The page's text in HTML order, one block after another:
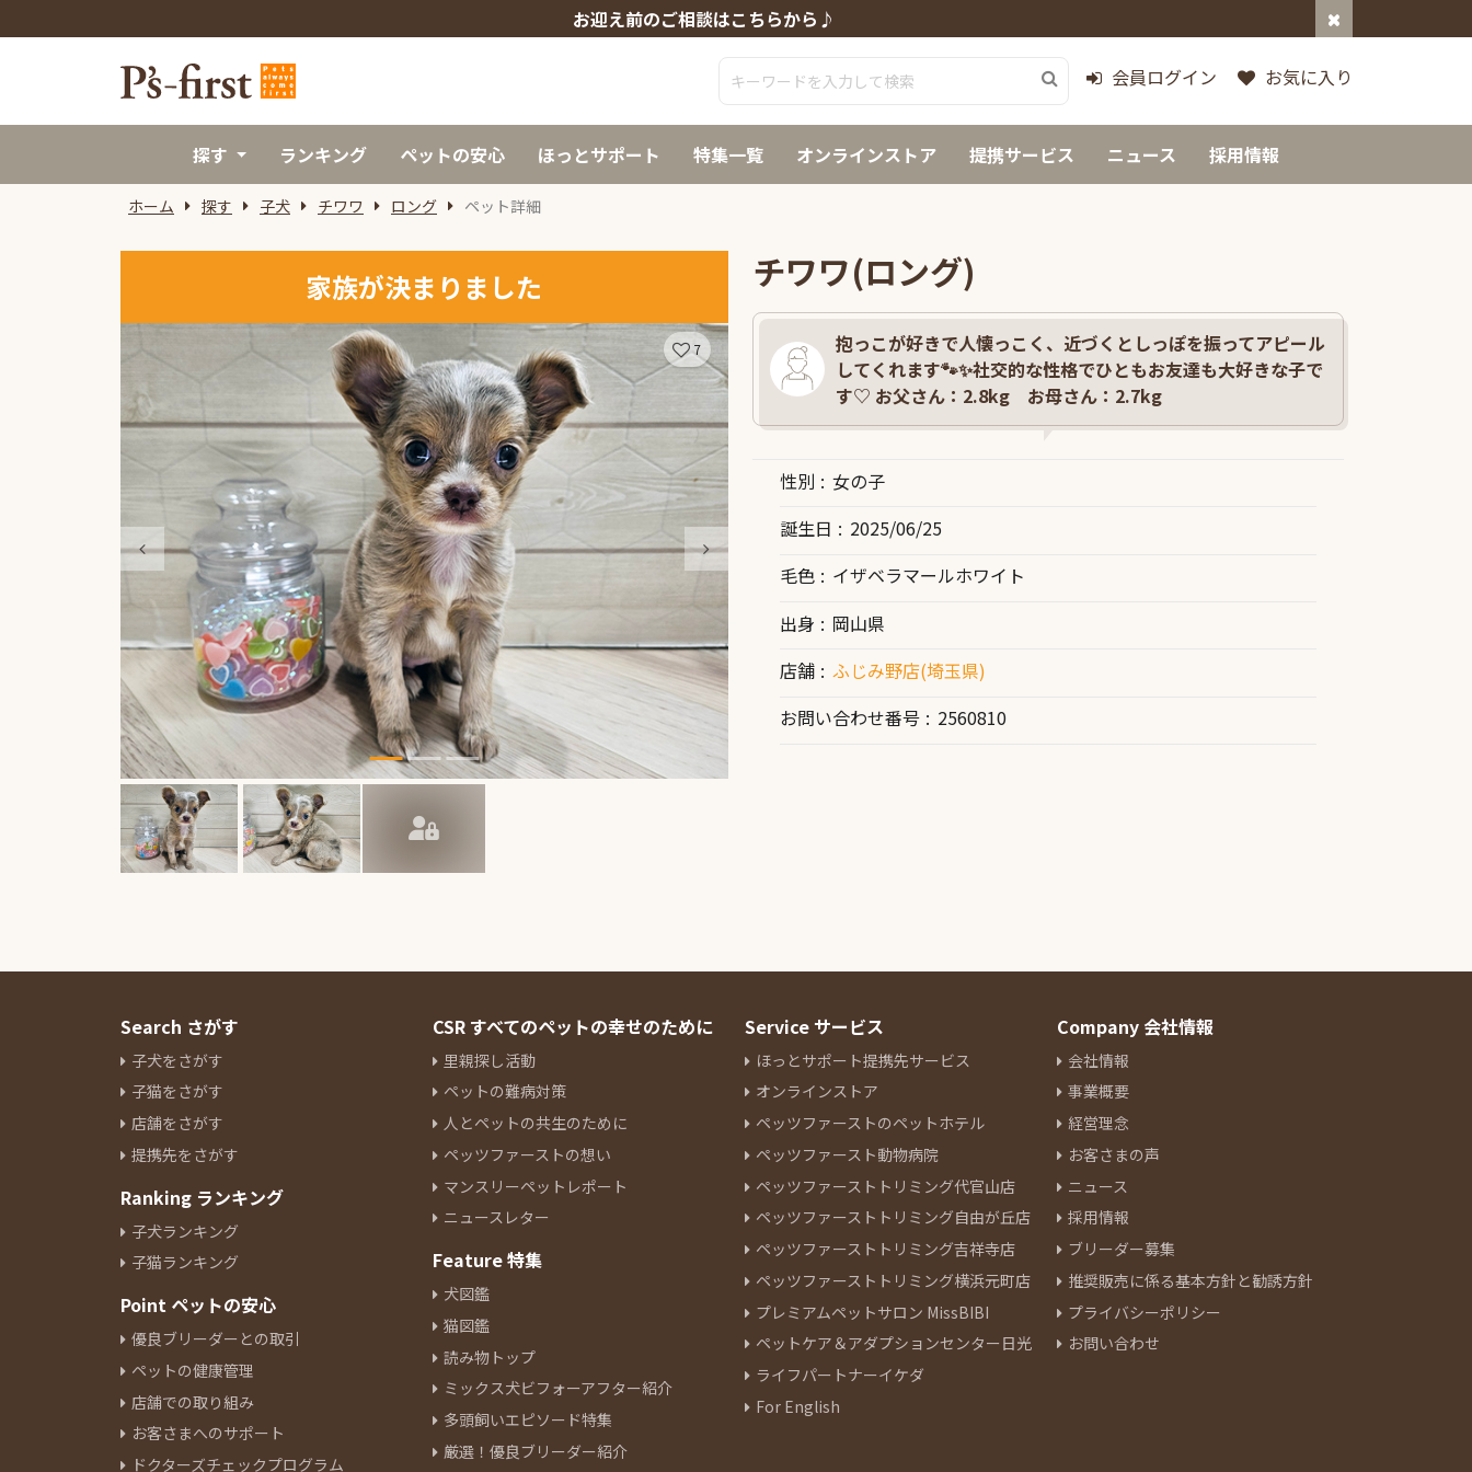
お迎え前のご相談はこちらから♪
会員ログイン お気に入り
探す ランキング ペットの安心 ほっとサポート 特集一覧 オンラインストア 提携サービス ニュース 採用情報
ホーム 探す 子犬 チワワ ロング ペット詳細
家族が決まりました
7
チワワ(ロング)
抱っこが好きで人懐っこく、近づくとしっぽを振ってアピール
してくれます🐾✨社交的な性格でひともお友達も大好きな子で
す♡ お父さん：2.8kg お母さん：2.7kg
性別
女の子
誕生日
2025/06/25
毛色
イザベラマールホワイト
出身
岡山県
店舗
ふじみ野店(埼玉県)
お問い合わせ番号
2560810
Search さがす
子犬をさがす
子猫をさがす
店舗をさがす
提携先をさがす
Ranking ランキング
子犬ランキング
子猫ランキング
Point ペットの安心
優良ブリーダーとの取引
ペットの健康管理
店舗での取り組み
お客さまへのサポート
ドクターズチェックプログラム
CSR すべてのペットの幸せのために
里親探し活動
ペットの難病対策
人とペットの共生のために
ペッツファーストの想い
マンスリーペットレポート
ニュースレター
Feature 特集
犬図鑑
猫図鑑
読み物トップ
ミックス犬ビフォーアフター紹介
多頭飼いエピソード特集
厳選！優良ブリーダー紹介
Service サービス
ほっとサポート提携先サービス
オンラインストア
ペッツファーストのペットホテル
ペッツファースト動物病院
ペッツファーストトリミング代官山店
ペッツファーストトリミング自由が丘店
ペッツファーストトリミング吉祥寺店
ペッツファーストトリミング横浜元町店
プレミアムペットサロン MissBIBI
ペットケア＆アダプションセンター日光
ライフパートナーイケダ
For English
Company 会社情報
会社情報
事業概要
経営理念
お客さまの声
ニュース
採用情報
ブリーダー募集
推奨販売に係る基本方針と勧誘方針
プライバシーポリシー
お問い合わせ